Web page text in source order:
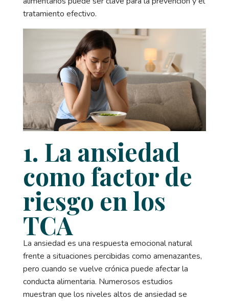
tratamiento efectivo.
1. La ansiedad
como factor de
riesgo en los
TCA
La ansiedad es una respuesta emocional natural
frente a situaciones percibidas como amenazantes,
pero cuando se vuelve crónica puede afectar la
conducta alimentaria. Numerosos estudios
muestran que los niveles altos de ansiedad se